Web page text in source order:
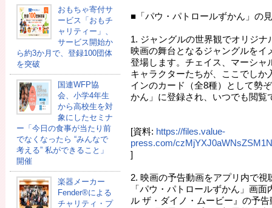
おもちゃ寄付サ
ービス「おもチ
ャリティー」、
サービス開始か
ら約3か月で、登録100団体
を突破
国連WFP協
会、小学4年生
から高校生を対
象にしたセミナ
ー「今日の食事が当たり前
でなくなったら “みんなで
考える” 私ができること」
開催
楽器メーカー
Fender®による
チャリティ・プ
■「パウ・パトロールずかん」の
1. ジャングルの世界観でオリジナ
映画の舞台となるジャングルをイ
登場します。チェイス、マーシャ
キャラクターたちが、ここでしか
インのカード（全8種）として勢
かん」に登録され、いつでも閲覧
[資料: https://files.value-
press.com/
]
2. 映画の予告動画をアプリ内で視
「パウ・パトロールずかん」画
ル ザ・ダイノ・ムービー』の予